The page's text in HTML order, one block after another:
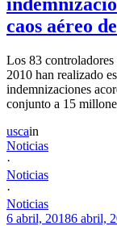
caos aéreo
Los 83 controladores
2010 han realizado
indemnizaciones
conjunto a 15
uscain
Noticias
·
Noticias
·
Noticias
6 abril, 20186 abril,